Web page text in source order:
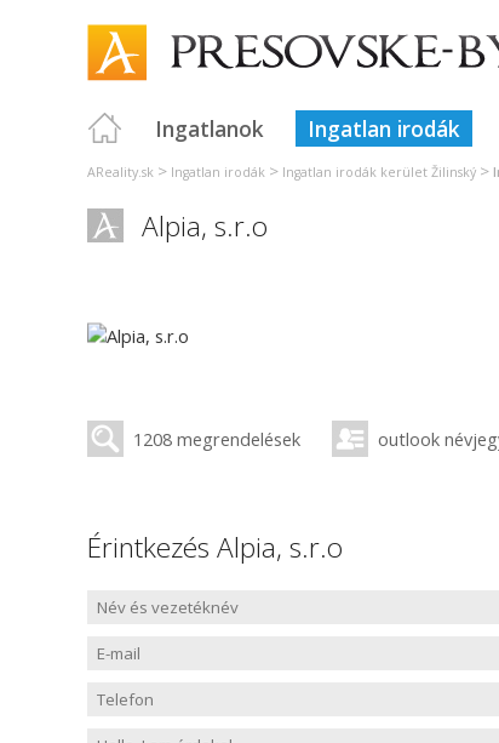
Ingatlanok Ingatlan irodák
AReality.sk > Ingatlan irodák > Ingatlan irodák kerület Žilinský >
Alpia, s.r.o
1208 megrendelések outlook
Érintkezés Alpia, s.r.o